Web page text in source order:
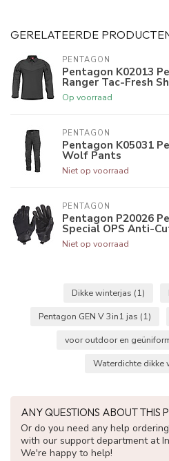
GERELATEERDE
PENTAGON
Pentagon K02013
Ranger Tac-Fresh
Op voorraad
PENTAGON
Pentagon K05031
Wolf Pants
Niet op voorraad
PENTAGON
Pentagon P20026
Special OPS Anti-
Niet op voorraad
Dikke winterjas (1)
Pentagon GEN V 3in1 jas (1)
voor outdoor en
Waterdichte dikke
ANY QUESTIONS ABOUT THIS
Or do you need any help
with our support department at
We're happy to help!